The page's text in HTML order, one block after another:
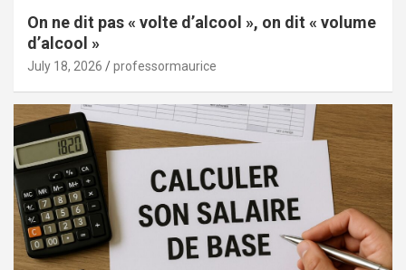
On ne dit pas « volte d’alcool », on dit « volume
d’alcool »
July 18, 2026 professormaurice